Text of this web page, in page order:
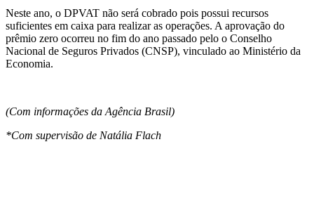
Neste ano, o DPVAT não será cobrado pois possui recursos
suficientes em caixa para realizar as operações. A aprovação do
prêmio zero ocorreu no fim do ano passado pelo o Conselho
Nacional de Seguros Privados (CNSP), vinculado ao Ministério da
Economia.
(Com informações da Agência Brasil)
*Com supervisão de Natália Flach